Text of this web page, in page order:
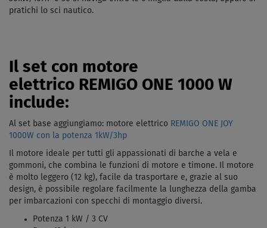
pratichi lo sci nautico.
Il set con motore
elettrico REMIGO ONE 1000 W
include:
Al set base aggiungiamo: motore elettrico REMIGO ONE JOY
1000W con la potenza 1kW/3hp
Il motore ideale per tutti gli appassionati di barche a vela e
gommoni, che combina le funzioni di motore e timone. Il motore
è molto leggero (12 kg), facile da trasportare e, grazie al suo
design, è possibile regolare facilmente la lunghezza della gamba
per imbarcazioni con specchi di montaggio diversi.
Potenza 1 kW / 3 CV